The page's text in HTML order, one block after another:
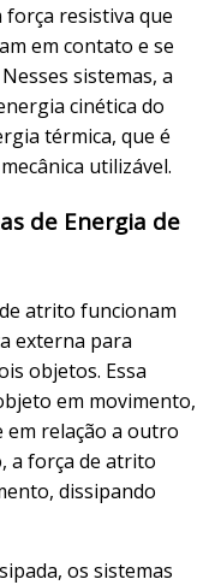
força resistiva que
em contato e se
sistemas, a
cinética do
térmica, que é
utilizável.
de Energia de
atrito funcionam
externa para
objetos. Essa
em movimento,
em relação a outro
a força de atrito
dissipando
os sistemas